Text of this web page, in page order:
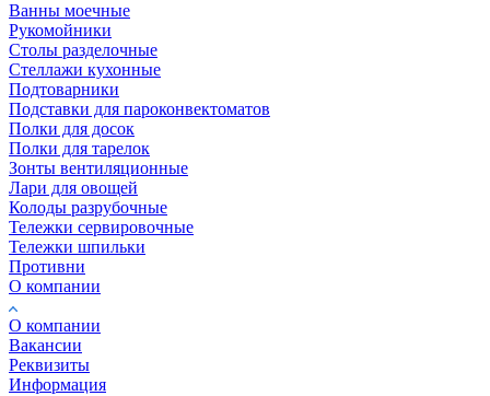
Ванны моечные
Рукомойники
Столы разделочные
Стеллажи кухонные
Подтоварники
Подставки для пароконвектоматов
Полки для досок
Полки для тарелок
Зонты вентиляционные
Лари для овощей
Колоды разрубочные
Тележки сервировочные
Тележки шпильки
Противни
О компании
О компании
Вакансии
Реквизиты
Информация